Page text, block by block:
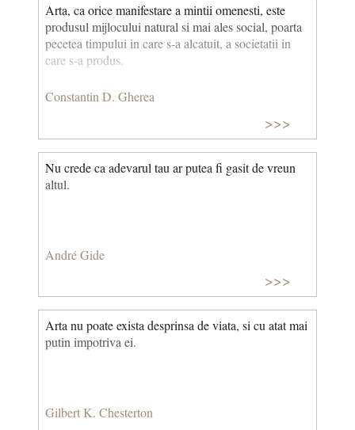
Arta, ca orice manifestare a mintii omenesti, este
produsul mijlocului natural si mai ales social, poarta
pecetea timpului in care s-a alcatuit, a societatii in
care s-a produs.
Constantin D. Gherea
>>>
Nu crede ca adevarul tau ar putea fi gasit de vreun
altul.
André Gide
>>>
Arta nu poate exista desprinsa de viata, si cu atat mai
putin impotriva ei.
Gilbert K. Chesterton